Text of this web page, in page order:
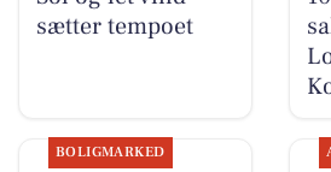
sætter tempoet
BOLIGMARKED